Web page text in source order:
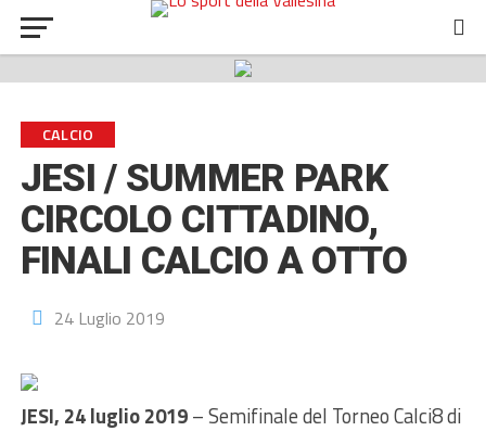
CALCIO
JESI / SUMMER PARK
CIRCOLO CITTADINO,
FINALI CALCIO A OTTO
24 Luglio 2019
JESI, 24 luglio 2019– Semifinale del Torneo Calci8 di